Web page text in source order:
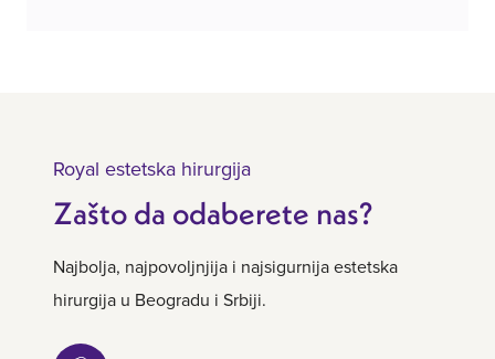
Royal estetska hirurgija
Zašto da odaberete nas?
Najbolja, najpovoljnjija i najsigurnija estetska
hirurgija u Beogradu i Srbiji.